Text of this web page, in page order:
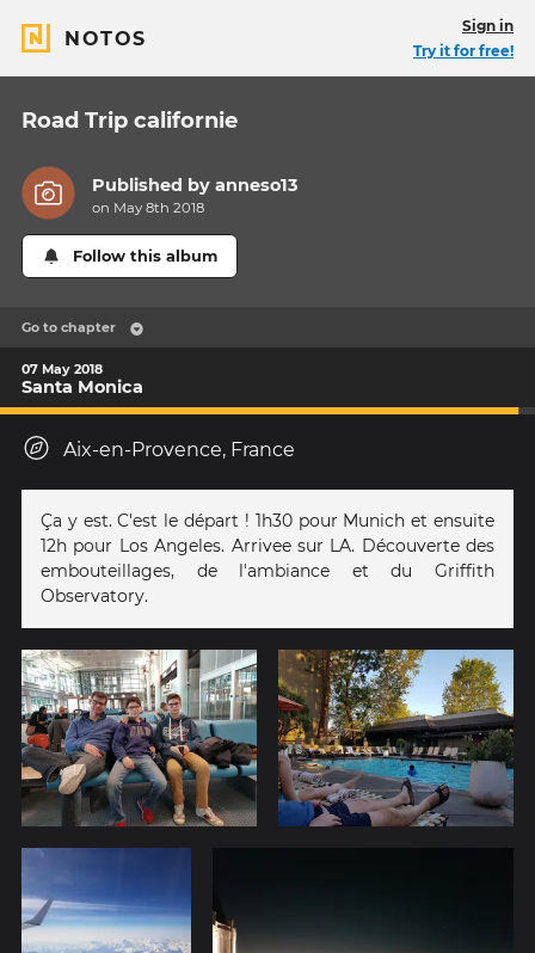
NOTOS
Sign in
Try it for free!
Road Trip californie
Published byanneso13
on May 8th 2018
Follow this album
Go to chapter
07 May 2018
Santa Monica
Aix-en-Provence, France
Ça y est. C'est le départ ! 1h30 pour Munich et ensuite
12h pour Los Angeles. Arrivee sur LA. Découverte des
embouteillages, de l'ambiance et du Griffith
Observatory.